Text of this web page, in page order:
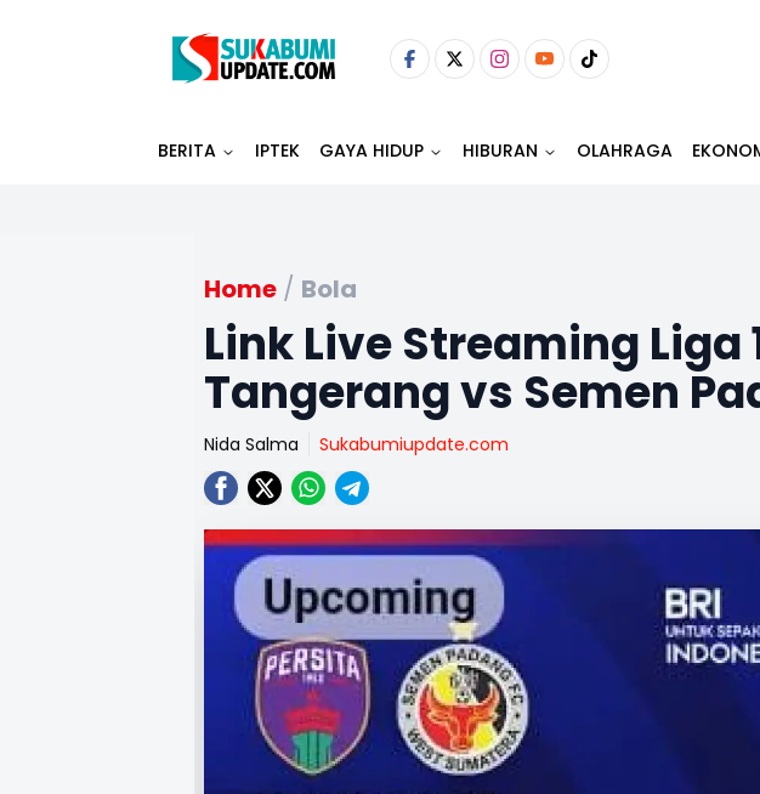
BERITA IPTEK GAYA HIDUP HIBURAN OLAHRAGA
Home / Bola
Link Live Streaming Liga
Tangerang vs Semen
Nida Salma Sukabumiupdate.com